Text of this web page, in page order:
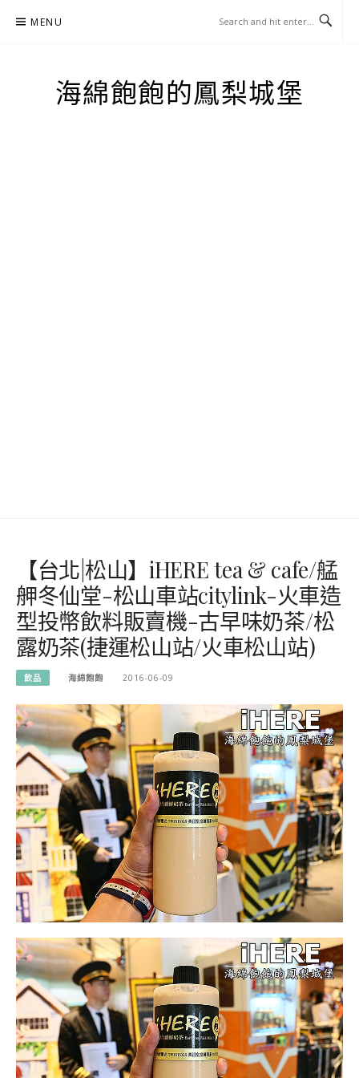
MENU
海綿飽飽的鳳梨城堡
【台北|松山】iHERE tea & cafe/艋
舺冬仙堂-松山車站citylink-火車造
型投幣飲料販賣機-古早味奶茶/松
露奶茶(捷運松山站/火車松山站)
飲品 海綿飽飽 2016-06-09